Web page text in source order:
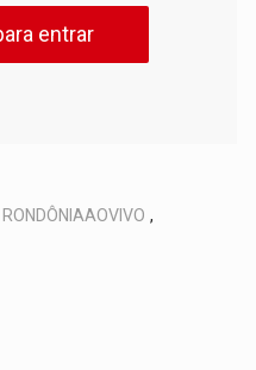
entrar
RONDÔNIAAOVIVO ,